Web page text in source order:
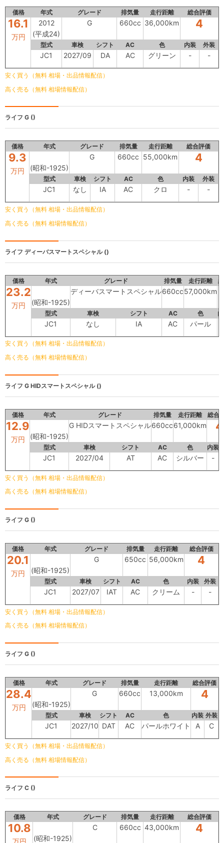
価格 年式 グレード 排気量 走行距離 総合評価
16.1
万円
2012
(平成24)
G 660cc 36,000km 4
型式 車検 シフト AC 色 内装 外装
JC1 2027/09 DA AC グリーン - -
安く買う（無料 相場・出品情報配信）
高く売る（無料 相場情報配信）
ライフ G ()
価格 年式 グレード 排気量 走行距離 総合評価
9.3
万円 (昭和-1925)
G 660cc 55,000km 4
型式 車検 シフト AC 色 内装 外装
JC1 なし IA AC クロ - -
安く買う（無料 相場・出品情報配信）
高く売る（無料 相場情報配信）
ライフ ディーバスマートスペシャル ()
価格 年式 グレード 排気量 走行距離
23.2
万円 (昭和-1925)
ディーバスマートスペシャル660cc57,000km
型式 車検 シフト AC 色
JC1 なし IA AC パール
安く買う（無料 相場・出品情報配信）
高く売る（無料 相場情報配信）
ライフ G HIDスマートスペシャル ()
価格 年式 グレード 排気量 走行距離 総合
12.9
万円 (昭和-1925)
G HIDスマートスペシャル660cc61,000km 4
型式 車検 シフト AC 色 内装
JC1 2027/04 AT AC シルバー -
安く買う（無料 相場・出品情報配信）
高く売る（無料 相場情報配信）
ライフ G ()
価格 年式 グレード 排気量 走行距離 総合評価
20.1
万円 (昭和-1925)
G 650cc 56,000km 4
型式 車検 シフト AC 色 内装 外装
JC1 2027/07 IAT AC クリーム - -
安く買う（無料 相場・出品情報配信）
高く売る（無料 相場情報配信）
ライフ G ()
価格 年式 グレード 排気量 走行距離 総合評価
28.4
万円 (昭和-1925)
G 660cc 13,000km 4
型式 車検 シフト AC 色 内装 外装
JC1 2027/10 DAT AC パールホワイト A C
安く買う（無料 相場・出品情報配信）
高く売る（無料 相場情報配信）
ライフ C ()
価格 年式 グレード 排気量 走行距離 総合評価
10.8
(昭和-1925)
C 660cc 43,000km 4